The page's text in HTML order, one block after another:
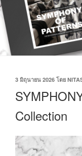
3 มิถุนายน 2026 โดย
Collection